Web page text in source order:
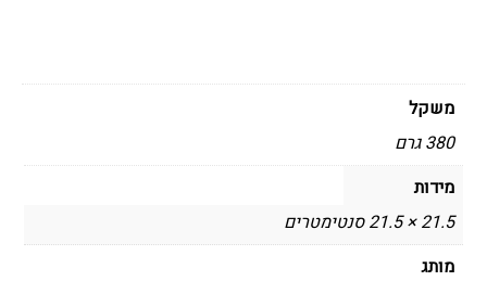
משקל
380 גרם
מידות
21.5 × 21.5 סנטימטרים
מותג